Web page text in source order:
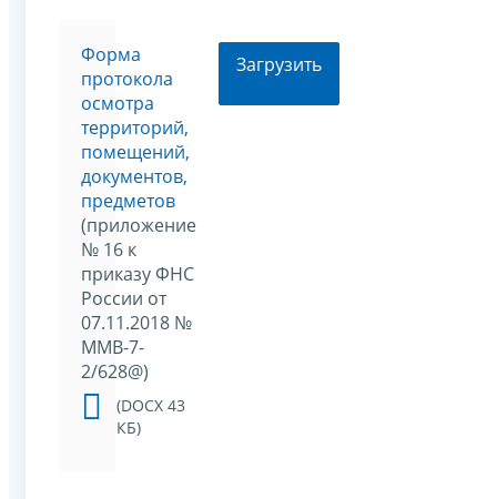
Форма
протокола
осмотра
территорий,
помещений,
документов,
предметов
(приложение
№ 16 к
приказу ФНС
России от
07.11.2018 №
ММВ-7-
2/628@)
(DOCX 43
КБ)
Загрузить